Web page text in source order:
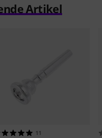
Artikel
11